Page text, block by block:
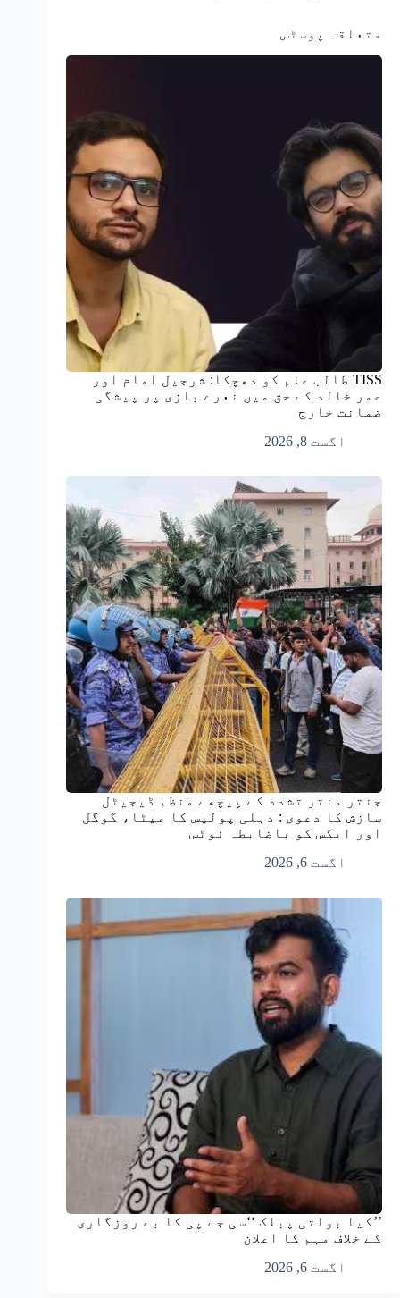
متعلقہ پوسٹس
TISS طالب علم کو دھچکا: شرجیل امام اور
عمر خالد کے حق میں نعرے بازی پر پیشگی
ضمانت خارج
اگست 8, 2026
جنتر منتر تشدد کے پیچھے منظم ڈیجیٹل
سازش کا دعوی : دہلی پولیس کا میٹا، گوگل
اور ایکس کو باضابطہ نوٹس
اگست 6, 2026
’’کیا بولتی پبلک ‘‘سی جے پی کا بے روزگاری
کے خلاف مہم کا اعلان
اگست 6, 2026